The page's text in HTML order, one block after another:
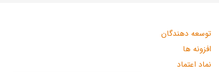
توسعه دهندگان
افزونه ها
نماد اعتماد